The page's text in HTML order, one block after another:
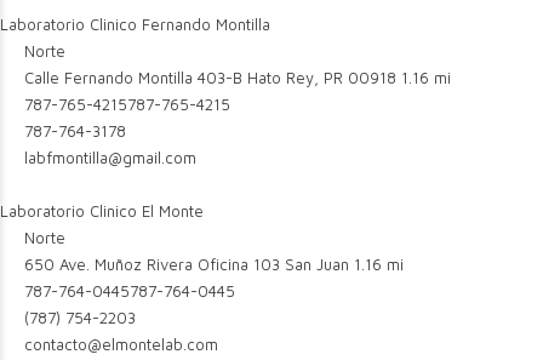
Laboratorio Clinico Fernando Montilla
Norte
Calle Fernando Montilla 403-B Hato Rey, PR 00918 1.16 mi
787-765-4215787-765-4215
787-764-3178
labfmontilla@gmail.com
Laboratorio Clinico El Monte
Norte
650 Ave. Muñoz Rivera Oficina 103 San Juan 1.16 mi
787-764-0445787-764-0445
(787) 754-2203
contacto@elmontelab.com